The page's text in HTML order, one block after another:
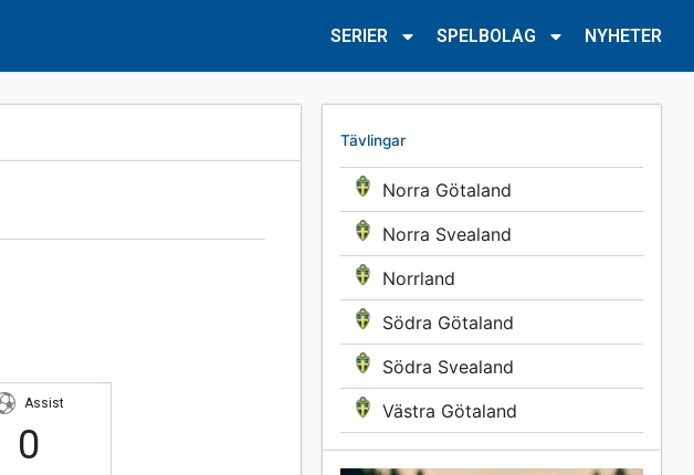
SERIER SPELBOLAG NYHETER
Tävlingar
Norra Götaland
Norra Svealand
Norrland
Södra Götaland
Södra Svealand
Västra Götaland
Assist
0